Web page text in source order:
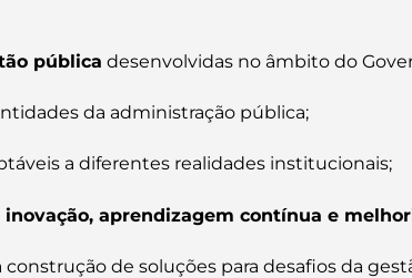
pública desenvolvidas no âmbito do
da administração pública;
a diferentes realidades institucionais;
aprendizagem contínua e
de soluções para desafios da